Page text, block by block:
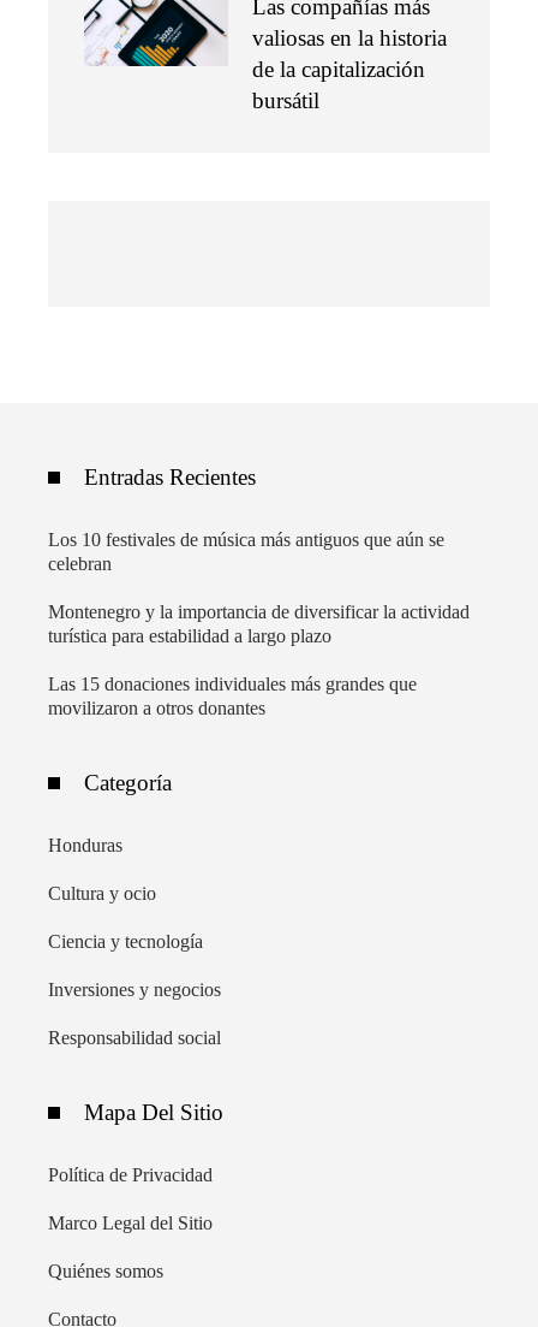
Las compañías más
valiosas en la historia
de la capitalización
bursátil
Entradas Recientes
Los 10 festivales de música más antiguos que aún se
celebran
Montenegro y la importancia de diversificar la actividad
turística para estabilidad a largo plazo
Las 15 donaciones individuales más grandes que
movilizaron a otros donantes
Categoría
Honduras
Cultura y ocio
Ciencia y tecnología
Inversiones y negocios
Responsabilidad social
Mapa Del Sitio
Política de Privacidad
Marco Legal del Sitio
Quiénes somos
Contacto